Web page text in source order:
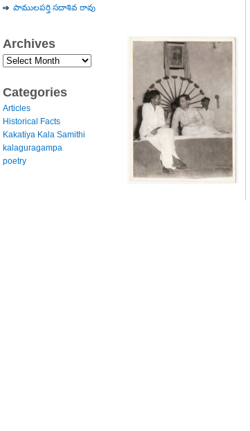
పాములపర్తి సదాశివ రావు
Archives
Archives
Categories
Articles
Historical Facts
Kakatiya Kala Samithi
kalaguragampa
poetry